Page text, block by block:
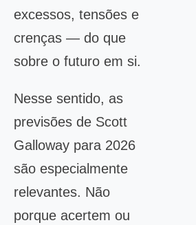
excessos, tensões e
crenças — do que
sobre o futuro em si.
Nesse sentido, as
previsões de Scott
Galloway para 2026
são especialmente
relevantes. Não
porque acertem ou